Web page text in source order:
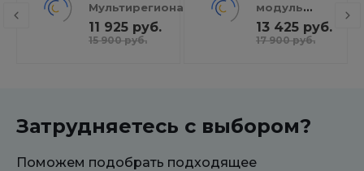
Мультирегиональность
- региональная сеть
вашего сайта с
11 925 руб.
15 900 руб.
модуль
поисковой
оптимизации:
13 425 руб.
17 900 руб.
Затрудняетесь с выбором?
Поможем подобрать подходящее